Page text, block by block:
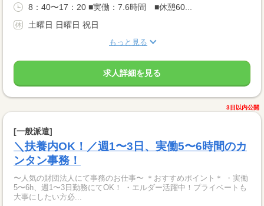
8：40〜17：20 ■実働：7.6時間 ■休憩60...
土曜日 日曜日 祝日
もっと見る
求人詳細を見る
3日以内公開
[一般派遣]
＼扶養内OK！／週1〜3日、実働5〜6時間のカ
ンタン事務！
〜人気の財団法人にて事務のお仕事〜 ＊おすすめポイント＊ ・実働
5〜6h、週1〜3日勤務にてOK！ ・エルダー活躍中！プライベートも
大事にしたい方必...